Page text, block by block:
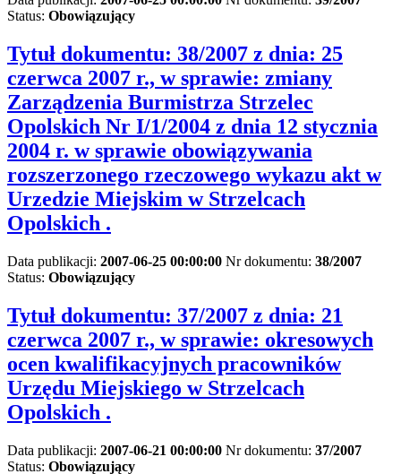
Status: Obowiązujący
Tytuł dokumentu: 38/2007 z dnia: 25
czerwca 2007 r., w sprawie: zmiany
Zarządzenia Burmistrza Strzelec
Opolskich Nr I/1/2004 z dnia 12 stycznia
2004 r. w sprawie obowiązywania
rozszerzonego rzeczowego wykazu akt w
Urzedzie Miejskim w Strzelcach
Opolskich .
Data publikacji: 2007-06-25 00:00:00 Nr dokumentu: 38/2007
Status: Obowiązujący
Tytuł dokumentu: 37/2007 z dnia: 21
czerwca 2007 r., w sprawie: okresowych
ocen kwalifikacyjnych pracowników
Urzędu Miejskiego w Strzelcach
Opolskich .
Data publikacji: 2007-06-21 00:00:00 Nr dokumentu: 37/2007
Status: Obowiązujący